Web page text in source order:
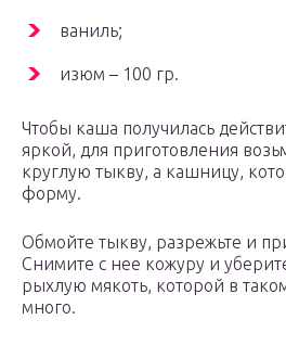
ваниль;
изюм – 100 гр.
Чтобы каша получилась
яркой, для приготовления
круглую тыкву, а кашницу,
форму.
Обмойте тыкву, разрежьте и
Снимите с нее кожуру и
рыхлую мякоть, которой в
много.